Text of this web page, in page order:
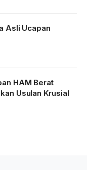
Asli Ucapan
HAM Berat
Usulan Krusial